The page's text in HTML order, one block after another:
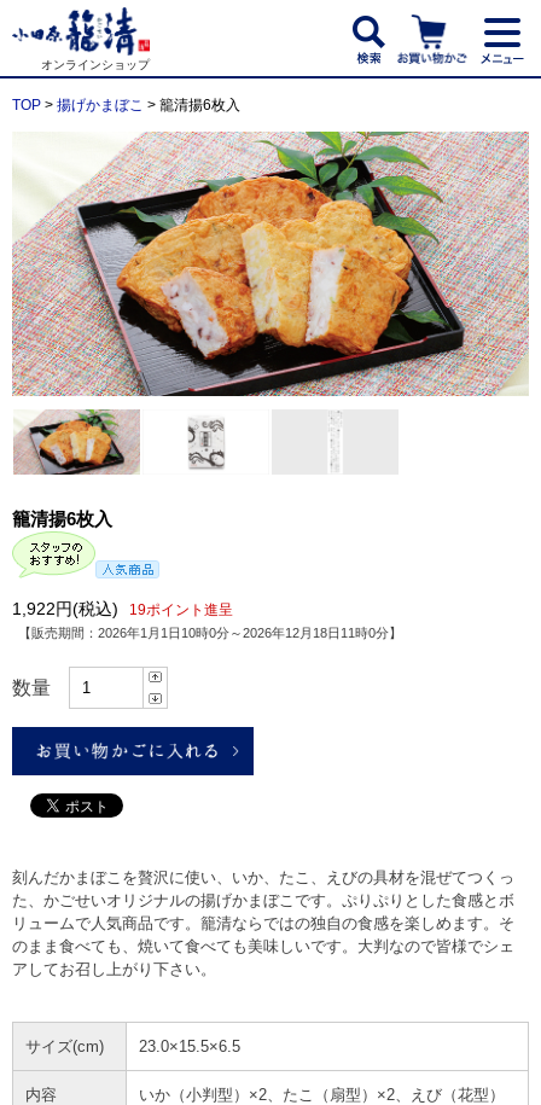
オンラインショップ
TOP > 揚げかまぼこ > 籠清揚6枚入
籠清揚6枚入
1,922円(税込) 19ポイント進呈
【販売期間： 2026年1月1日10時0分～2026年12月18日11時0分】
数量
刻んだかまぼこを贅沢に使い、いか、たこ、えびの具材を混ぜてつくっ
た、かごせいオリジナルの揚げかまぼこです。ぷりぷりとした食感とボ
リュームで人気商品です。籠清ならではの独自の食感を楽しめます。そ
のまま食べても、焼いて食べても美味しいです。大判なので皆様でシェ
アしてお召し上がり下さい。
サイズ(cm) 23.0×15.5×6.5
内容
いか（小判型）×2、たこ（扇型）×2、えび（花型）